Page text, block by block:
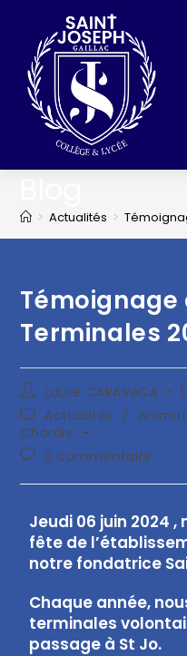
> Actualités >
Témoignage
Terminales
Laure CARAVACA
Actualités
/
Chorale
0 commentaire
Jeudi 06 juin 2024
fête de
notre fondatrice
Chaque année,
terminales
passage à St Jo.